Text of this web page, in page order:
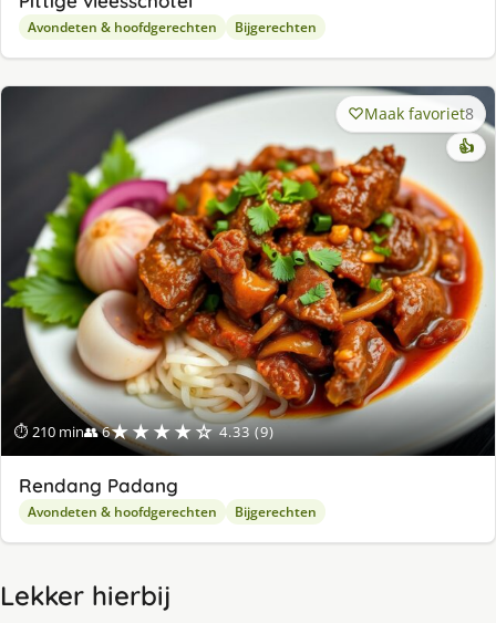
Avondeten & hoofdgerechten Bijgerechten
⏱ 210 min👥 6★★★★☆ 4.33 (9)
Maak favoriet8
👍
Rendang Padang
Avondeten & hoofdgerechten Bijgerechten
Lekker hierbij